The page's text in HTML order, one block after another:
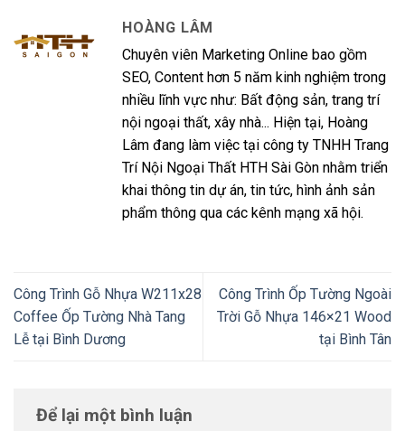
HOÀNG LÂM
Chuyên viên Marketing Online bao gồm
SEO, Content hơn 5 năm kinh nghiệm trong
nhiều lĩnh vực như: Bất động sản, trang trí
nội ngoại thất, xây nhà... Hiện tại, Hoàng
Lâm đang làm việc tại công ty TNHH Trang
Trí Nội Ngoại Thất HTH Sài Gòn nhằm triển
khai thông tin dự án, tin tức, hình ảnh sản
phẩm thông qua các kênh mạng xã hội.
Công Trình Gỗ Nhựa W211x28
Coffee Ốp Tường Nhà Tang
Lễ tại Bình Dương
Công Trình Ốp Tường Ngoài
Trời Gỗ Nhựa 146×21 Wood
tại Bình Tân
Để lại một bình luận